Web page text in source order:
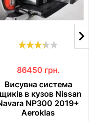
86450 грн.
Висувна система
в кузов Nissan
NP300 2019+
Aeroklas